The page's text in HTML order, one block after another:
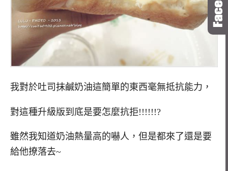
我對於吐司抹鹹奶油這簡單的東西毫無抵抗能力，
對這種升級版到底是要怎麼抗拒!!!!!!?
雖然我知道奶油熱量高的嚇人，但是都來了還是要
給他撩落去~